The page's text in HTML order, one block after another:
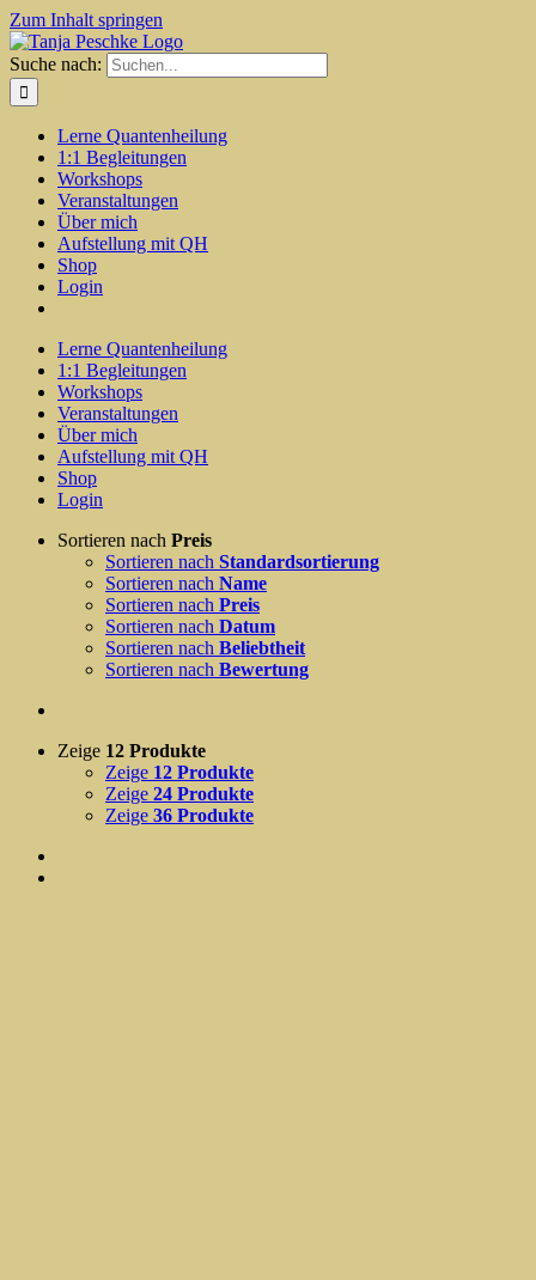
Zum Inhalt springen
Suche nach:
Lerne Quantenheilung
1:1 Begleitungen
Workshops
Veranstaltungen
Über mich
Aufstellung mit QH
Shop
Login
Lerne Quantenheilung
1:1 Begleitungen
Workshops
Veranstaltungen
Über mich
Aufstellung mit QH
Shop
Login
Sortieren nach Preis
Sortieren nach Standardsortierung
Sortieren nach Name
Sortieren nach Preis
Sortieren nach Datum
Sortieren nach Beliebtheit
Sortieren nach Bewertung
Zeige 12 Produkte
Zeige 12 Produkte
Zeige 24 Produkte
Zeige 36 Produkte